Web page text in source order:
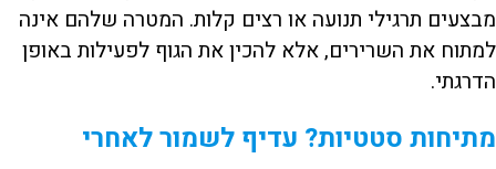
מבצעים תרגילי תנועה או רצים קלות. המטרה שלהם אינה
למתוח את השרירים, אלא להכין את הגוף לפעילות באופן
הדרגתי.
מתיחות סטטיות? עדיף לשמור לאחרי